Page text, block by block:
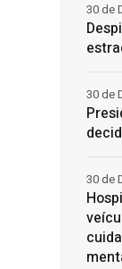
30 de
30 de
30 de